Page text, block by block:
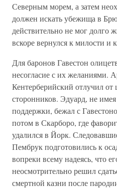
Северным морем, а затем
должен искать убежища в
действительно не мог долго
вскоре вернулся к милости и
Для баронов Гавестон
несогласие с их желаниями.
Кентерберийский отлучил от
сторонников. Эдуард, не
поддержки, бежал с
потом в Скарборо, где
удалился в Йорк.
Пембрук подготовились к
вопреки всему надеясь, что
неосмотрительно решил
смертной казни после